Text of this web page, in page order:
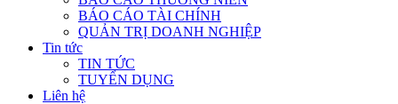
BÁO CÁO TÀI CHÍNH
QUẢN TRỊ DOANH NGHIỆP
Tin tức
TIN TỨC
TUYỂN DỤNG
Liên hệ